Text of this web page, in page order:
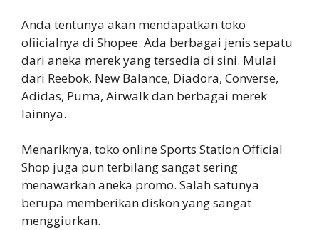
Anda tentunya akan mendapatkan toko
ofiicialnya di Shopee. Ada berbagai jenis sepatu
dari aneka merek yang tersedia di sini. Mulai
dari Reebok, New Balance, Diadora, Converse,
Adidas, Puma, Airwalk dan berbagai merek
lainnya.
Menariknya, toko online Sports Station Official
Shop juga pun terbilang sangat sering
menawarkan aneka promo. Salah satunya
berupa memberikan diskon yang sangat
menggiurkan.